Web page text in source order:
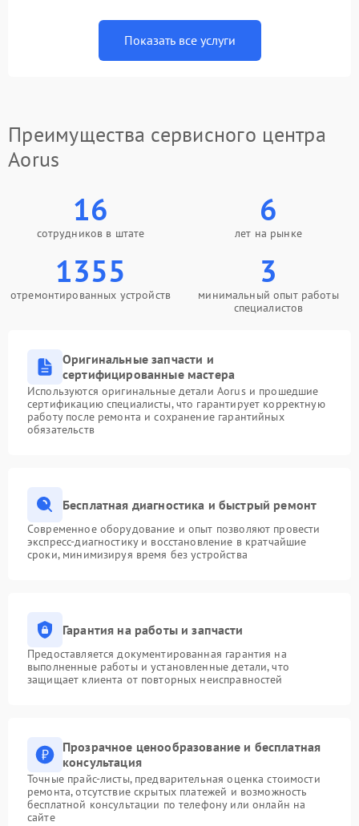
Показать все услуги
Преимущества сервисного центра
Aorus
16
сотрудников в штате
6
лет на рынке
1355
отремонтированных устройств
3
минимальный опыт работы
специалистов
Оригинальные запчасти и
сертифицированные мастера
Используются оригинальные детали Aorus и прошедшие
сертификацию специалисты, что гарантирует корректную
работу после ремонта и сохранение гарантийных
обязательств
Бесплатная диагностика и быстрый ремонт
Современное оборудование и опыт позволяют провести
экспресс-диагностику и восстановление в кратчайшие
сроки, минимизируя время без устройства
Гарантия на работы и запчасти
Предоставляется документированная гарантия на
выполненные работы и установленные детали, что
защищает клиента от повторных неисправностей
Прозрачное ценообразование и бесплатная
консультация
Точные прайс-листы, предварительная оценка стоимости
ремонта, отсутствие скрытых платежей и возможность
бесплатной консультации по телефону или онлайн на
сайте